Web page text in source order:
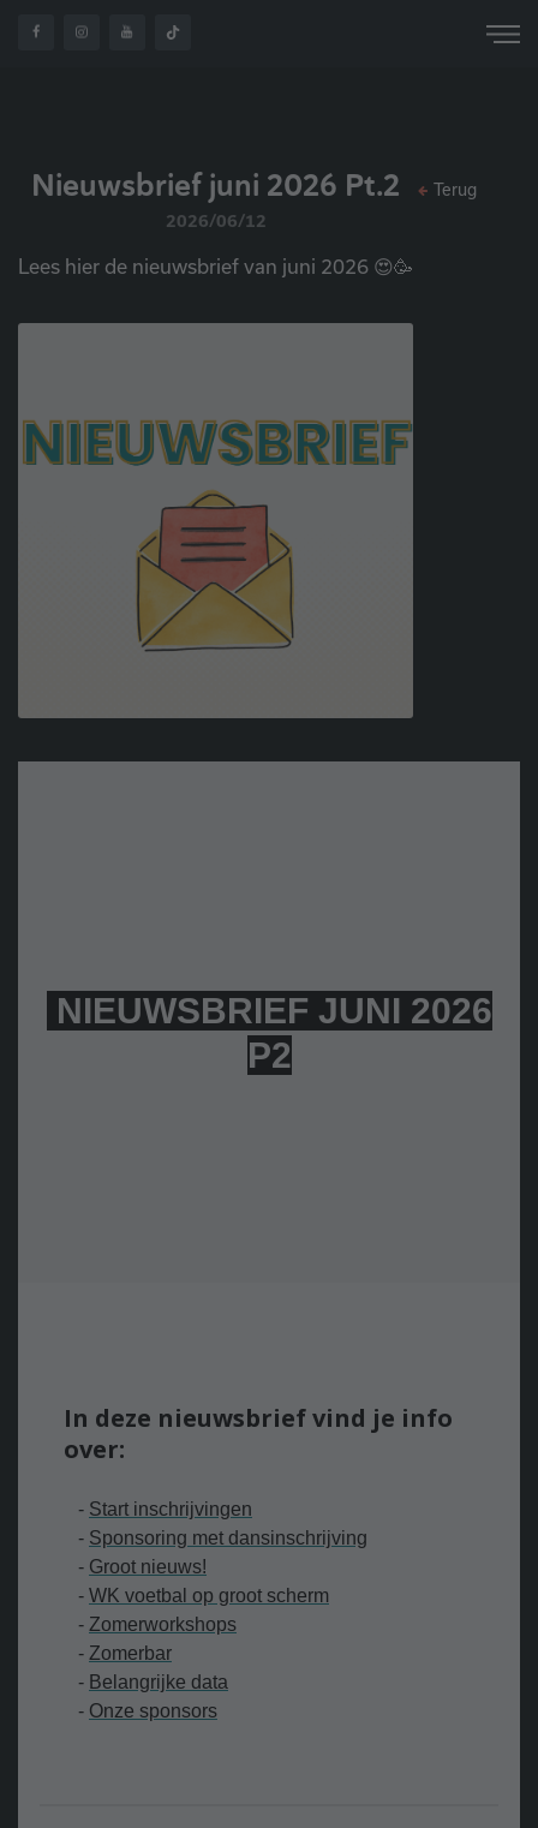
HOME OVER
Nieuwsbrief juni 2026 Pt.2
2026/06/12
Lees hier de nieuwsbrief van juni 2026 😍🥳
Terug
NIEUWSBRIEF JUNI 2026
P2
In deze nieuwsbrief vind je info
over:
- Start inschrijvingen
- Sponsoring met dansinschrijving
- Groot nieuws!
- WK voetbal op groot scherm
- Zomerworkshops
- Zomerbar
- Belangrijke data
- Onze sponsors